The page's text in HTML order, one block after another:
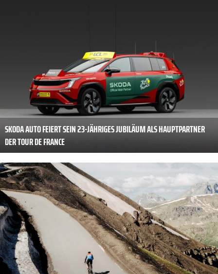
SKODA AUTO FEIERT SEIN 23-JÄHRIGES JUBILÄUM ALS HAUPTPARTNER
DER TOUR DE FRANCE